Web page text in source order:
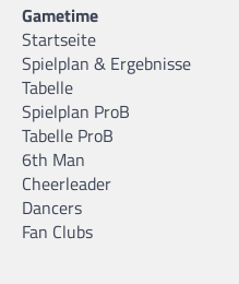
Gametime
Startseite
Spielplan & Ergebnisse
Tabelle
Spielplan ProB
Tabelle ProB
6th Man
Cheerleader
Dancers
Fan Clubs